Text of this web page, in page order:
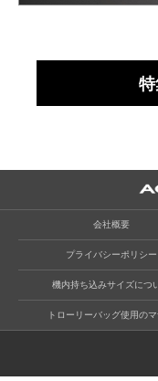
会社概要
プライバシーポリシー
機内持ち込みサイズにつ
トローリーバッグ使用の